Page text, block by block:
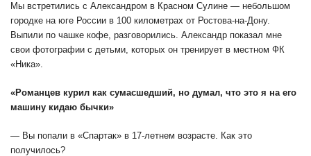
Мы встретились с Александром в Красном Сулине — небольшом
городке на юге России в 100 километрах от Ростова-на-Дону.
Выпили по чашке кофе, разговорились. Александр показал мне
свои фотографии с детьми, которых он тренирует в местном ФК
«Ника».
«Романцев курил как сумасшедший, но думал, что это я на его
машину кидаю бычки»
— Вы попали в «Спартак» в 17-летнем возрасте. Как это
получилось?